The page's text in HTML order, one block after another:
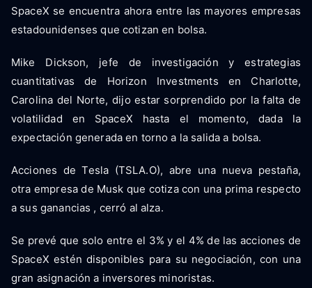
SpaceX se encuentra ahora entre las mayores empresas
estadounidenses que cotizan en bolsa.
Mike Dickson, jefe de investigación y estrategias
cuantitativas de Horizon Investments en Charlotte,
Carolina del Norte, dijo estar sorprendido por la falta de
volatilidad en SpaceX hasta el momento, dada la
expectación generada en torno a la salida a bolsa.
Acciones de Tesla (TSLA.O), abre una nueva pestaña,
otra empresa de Musk que cotiza con una prima respecto
a sus ganancias , cerró al alza.
Se prevé que solo entre el 3% y el 4% de las acciones de
SpaceX estén disponibles para su negociación, con una
gran asignación a inversores minoristas.